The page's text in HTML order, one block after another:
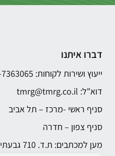
דברו איתנו
ייעוץ ושירות לקוחות: 03-7363065
דוא"ל: tmrg@tmrg.co.il
סניף ראשי -מרכז – תל אביב
סניף צפון – חדרה
מען למכתבים: ת.ד. 710 גבעתייים 5340813